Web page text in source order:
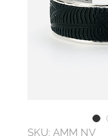
SKU: AMM NV